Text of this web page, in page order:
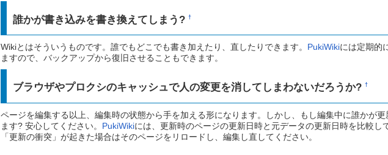
誰かが書き込みを書き換えてしまう?†
Wikiとはそういうものです。誰でもどこでも書き加えたり、直したりできます。 PukiWikiには定期的
ますので、バックアップから復旧させることもできます。
ブラウザやプロクシのキャッシュで人の変更を消してしまわないだろうか?†
ページを編集する以上、編集時の状態から手を加える形になります。しかし、もし編集中に誰かが
ます? 安心してください。 PukiWikiには、更新時のページの更新日時と元データの更新日時を比較し
「更新の衝突」が起きた場合はそのページをリロードし、編集し直してください。